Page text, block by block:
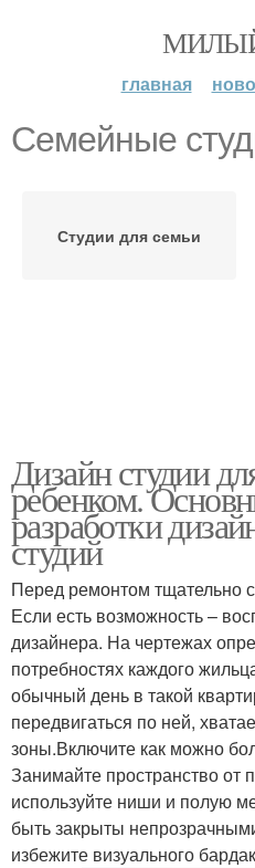
главная
Семейные
Студии для семьи
Дизайн студии
ребенком.
разработки
студий
Перед ремонтом тщательно
Если есть возможность –
дизайнера. На чертежах
потребностях каждого
обычный день в такой
передвигаться по ней,
зоны.Включите как можно
Занимайте пространство от
используйте ниши и полую
быть закрыты
избежите визуального